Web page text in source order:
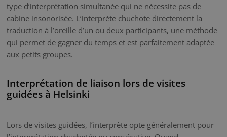
type d’interprétation simultanée qui ne nécessite pas de
cabine insonorisée. L’interprète chuchote directement la
traduction à l’oreille d’un ou deux participants, une méthode
qui permet de gagner du temps et est parfaitement adaptée
aux petits groupes.
Interprétation de liaison lors de visites
guidées à Helsinki
Lors de visites guidées, l’interprète opte généralement pour